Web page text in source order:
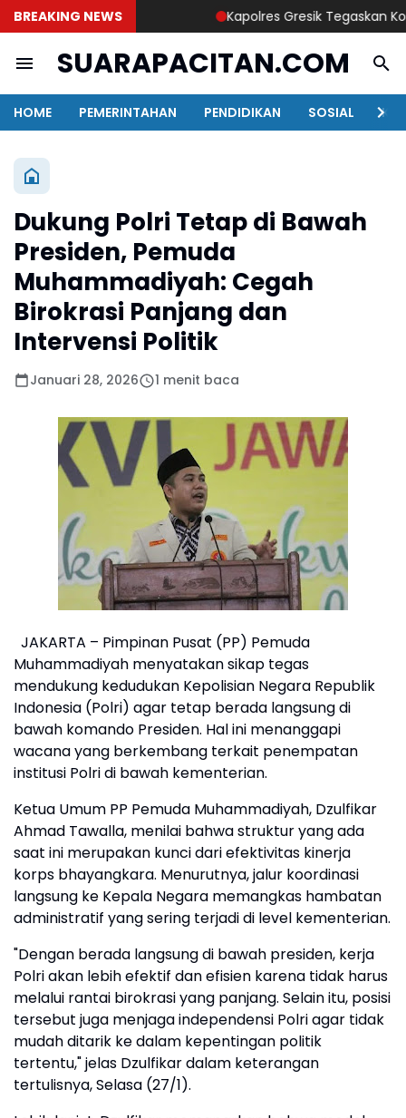
BREAKING NEWS Kapolres Gresik Tegaskan
SUARAPACITAN.COM
HOME PEMERINTAHAN PENDIDIKAN SOSIAL
Dukung Polri Tetap di Bawah
Presiden, Pemuda
Muhammadiyah: Cegah
Birokrasi Panjang dan
Intervensi Politik
Januari 28, 2026 1 menit baca
​JAKARTA – Pimpinan Pusat (PP) Pemuda
Muhammadiyah menyatakan sikap tegas
mendukung kedudukan Kepolisian Negara Republik
Indonesia (Polri) agar tetap berada langsung di
bawah komando Presiden. Hal ini menanggapi
wacana yang berkembang terkait penempatan
institusi Polri di bawah kementerian.
​Ketua Umum PP Pemuda Muhammadiyah, Dzulfikar
Ahmad Tawalla, menilai bahwa struktur yang ada
saat ini merupakan kunci dari efektivitas kinerja
korps bhayangkara. Menurutnya, jalur koordinasi
langsung ke Kepala Negara memangkas hambatan
administratif yang sering terjadi di level kementerian.
​"Dengan berada langsung di bawah presiden, kerja
Polri akan lebih efektif dan efisien karena tidak harus
melalui rantai birokrasi yang panjang. Selain itu, posisi
tersebut juga menjaga independensi Polri agar tidak
mudah ditarik ke dalam kepentingan politik
tertentu," jelas Dzulfikar dalam keterangan
tertulisnya, Selasa (27/1).